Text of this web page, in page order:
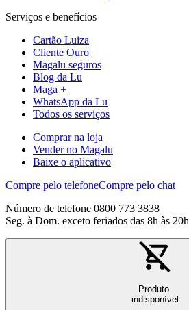
Serviços e benefícios
Cartão Luiza
Cliente Ouro
Magalu seguros
Blog da Lu
Maga +
WhatsApp da Lu
Todos os serviços
Comprar na loja
Vender no Magalu
Baixe o aplicativo
Compre pelo telefoneCompre pelo chat
Número de telefone 0800 773 3838
Seg. à Dom. exceto feriados das 8h às 20h
Produto
indisponível